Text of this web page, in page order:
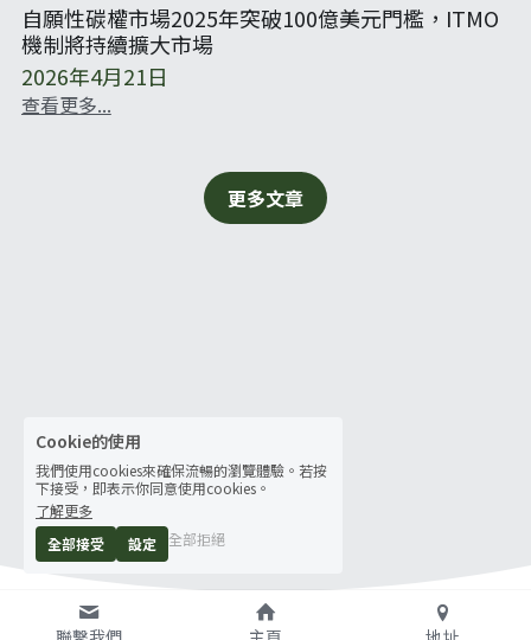
自願性碳權市場2025年突破100億美元門檻，ITMO
機制將持續擴大市場
2026年4月21日
查看更多...
更多文章
Cookie的使用
我們使用cookies來確保流暢的瀏覽體驗。若按
下接受，即表示你同意使用cookies。
了解更多
全部接受
設定 全部拒絕